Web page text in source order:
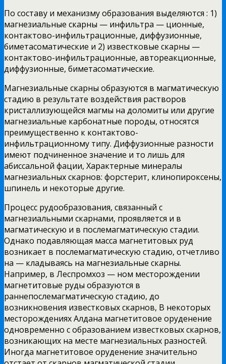
По составу и механизму образования выделяются : 1)
магнезиальные скарны — инфильтра — ционные,
контактово-инфильтрационные, диффузионные,
биметасоматические и 2) известковые скарны —
контактово-инфильтрационные, автореакционные,
диффузионные, биметасоматические.
Магнезиальные скарны образуются в магматическую
стадию в результате воздействия растворов
кристаллизующейся магмы на доломиты или другие
магнезиальные карбонатные породы, относятся
преимущественно к контактово-
инфильтрационному типу. Диффузионные разности
имеют подчиненное значение и то лишь для
абиссальной фации, Характерные минералы
магнезиальных скарнов: форстерит, клинопироксены,
шпинель и некоторые другие.
Процесс рудообразования, связанный с
магнезиальными скарнами, проявляется и в
магматическую и в послемагматическую стадии.
Однако подавляющая масса магнетитовых руд
возникает в послемагматическую стадию, отчетливо
на — кладываясь на магнезиальные скарны.
Например, в Леспромхоз — ном месторождении
магнетитовые руды образуются в
раннепослемагматическую стадию, до
возникновения известковых скарнов, В некоторых
месторождениях Алдана магнетитовое оруденение
одновременно с образованием известковых скарнов,
возникающих на месте магнезиальных разностей.
Иногда магнетитовое оруденение значительно